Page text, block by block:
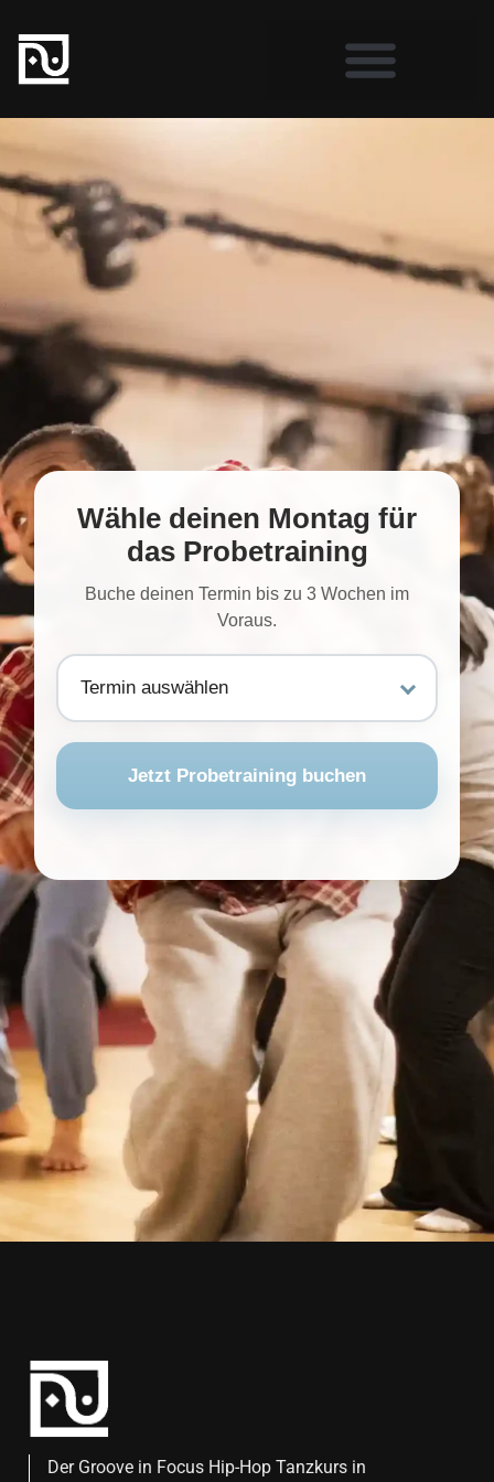
Wähle deinen Montag für
das Probetraining
Buche deinen Termin bis zu 3 Wochen im
Voraus.
Jetzt Probetraining buchen
Der Groove in Focus Hip-Hop Tanzkurs in